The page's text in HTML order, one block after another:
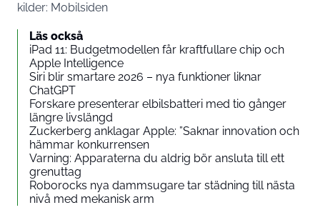
kilder: Mobilsiden
Läs också
iPad 11: Budgetmodellen får kraftfullare chip och
Apple Intelligence
Siri blir smartare 2026 – nya funktioner liknar
ChatGPT
Forskare presenterar elbilsbatteri med tio gånger
längre livslängd
Zuckerberg anklagar Apple: ”Saknar innovation och
hämmar konkurrensen
Varning: Apparaterna du aldrig bör ansluta till ett
grenuttag
Roborocks nya dammsugare tar städning till nästa
nivå med mekanisk arm